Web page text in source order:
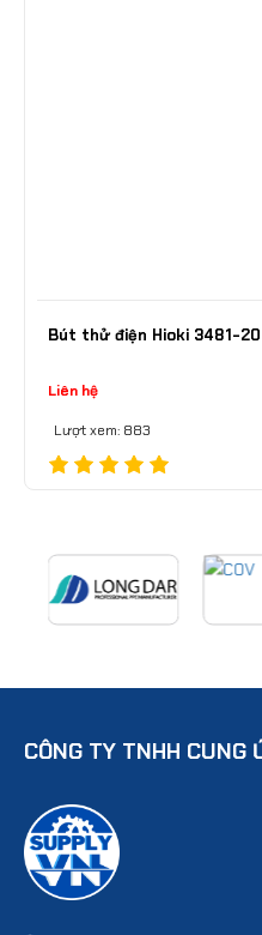
Bút thử điện Hioki 3481-20
Liên hệ
Lượt xem: 883
CÔNG TY TNHH CUNG